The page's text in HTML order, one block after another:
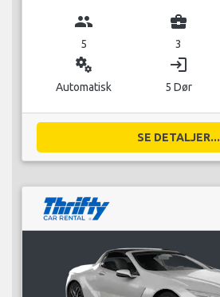
group
5
business_center
3
miscellaneous_services
Automatisk
login
5 Dør
SE DETALJER...